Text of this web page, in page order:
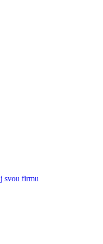
svou firmu